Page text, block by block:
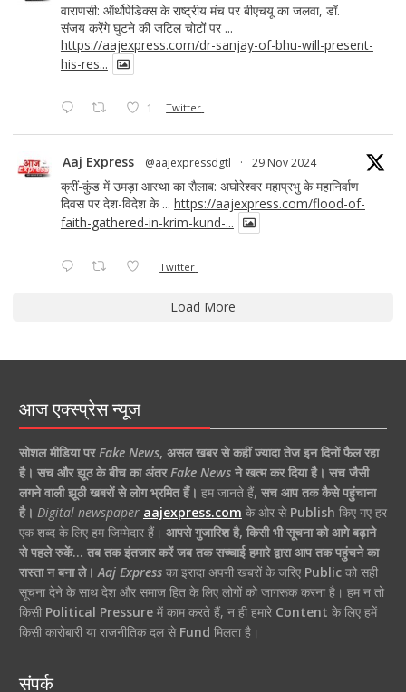
वाराणसी: ऑर्थोपेडिक्स के राष्ट्रीय मंच पर बीएचयू का जलवा, डॉ.
संजय करेंगे घुटने की जटिल चोटों पर ...
https://aajexpress.com/dr-sanjay-of-bhu-will-present-
his-res...
1 Twitter
Aaj Express @aajexpressdgtl · 29 Nov 2024
क्रीं-कुंड में उमड़ा आस्था का सैलाब: अघोरेश्वर महाप्रभु के महानिर्वाण
दिवस पर देश-विदेश के ... https://aajexpress.com/flood-of-
faith-gathered-in-krim-kund-...
Twitter
Load More
आज एक्स्प्रेस न्यूज
सोशल मीडिया परFake News, असल खबर से कहीं ज्यादा तेज इन दिनों फैल रहा
है। सच और झूठ के बीच का अंतरFake Newsने खत्म कर दिया है। सच जैसी
लगने वाली झूठी खबरों से लोग भ्रमित हैं। हम जानते हैं, सच आप तक कैसे पहुंचाना
है। Digital newspaper aajexpress.com के ओर से Publish किए गए हर
एक शब्द के लिए हम जिम्मेदार हैं। आपसे गुजारिश है, किसी भी सूचना को आगे बढ़ाने
से पहले रुकें… तब तक इंतजार करें जब तक सच्चाई हमारे द्वारा आप तक पहुंचने का
रास्ता न बना ले। Aaj Expressका इरादा अपनी खबरों के जरिए Publicको सही
सूचना देने के साथ देश और समाज हित के लिए लोगों को जागरूक करना है। हम न तो
किसी Political Pressureमें काम करते हैं, न ही हमारे Content के लिए हमें
किसी कारोबारी या राजनीतिक दल से Fund मिलता है।
संपर्क